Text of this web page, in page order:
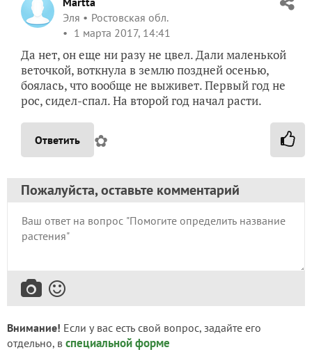
Эля
Ростовская обл.
1 марта 2017, 14:41
Да нет, он еще ни разу не цвел. Дали маленькой
веточкой, воткнула в землю поздней осенью,
боялась, что вообще не выживет. Первый год не
рос, сидел-спал. На второй год начал расти.
Ответить ✿
Пожалуйста, оставьте комментарий
Внимание! Если у вас есть свой вопрос, задайте его
отдельно, в специальной форме